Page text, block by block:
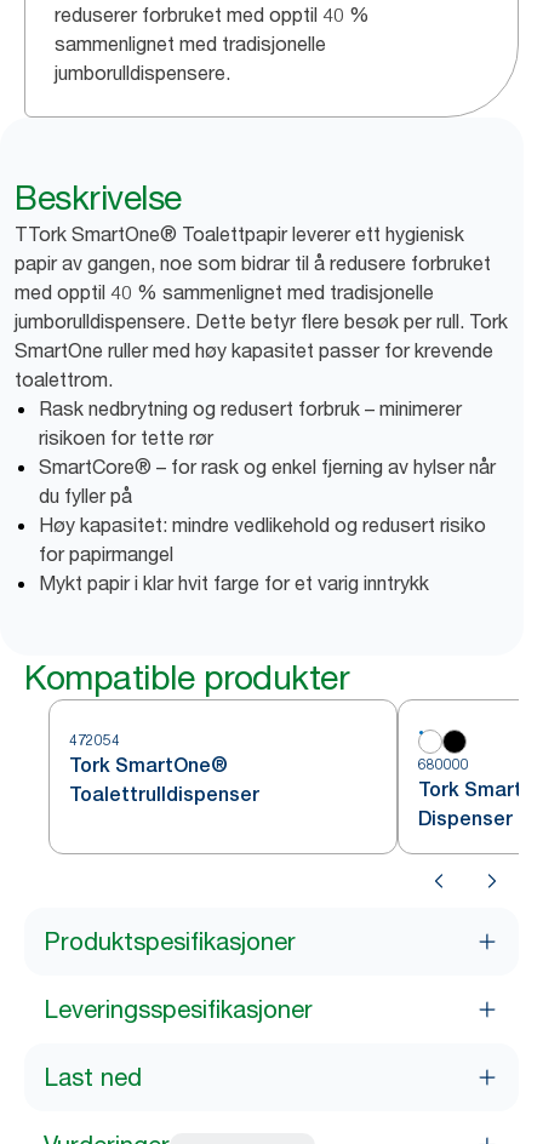
reduserer forbruket med opptil 40 %
sammenlignet med tradisjonelle
jumborulldispensere.
Beskrivelse
TTork SmartOne® Toalettpapir leverer ett hygienisk
papir av gangen, noe som bidrar til å redusere forbruket
med opptil 40 % sammenlignet med tradisjonelle
jumborulldispensere. Dette betyr flere besøk per rull. Tork
SmartOne ruller med høy kapasitet passer for krevende
toalettrom.
Rask nedbrytning og redusert forbruk – minimerer
risikoen for tette rør
SmartCore® – for rask og enkel fjerning av hylser når
du fyller på
Høy kapasitet: mindre vedlikehold og redusert risiko
for papirmangel
Mykt papir i klar hvit farge for et varig inntrykk
Kompatible produkter
472054
Tork SmartOne®
Toalettrulldispenser
680000
Tork
Dispenser
Produktspesifikasjoner
Leveringsspesifikasjoner
Last ned